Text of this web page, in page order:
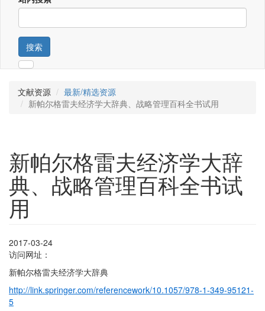
搜索
文献资源
最新/精选资源
新帕尔格雷夫经济学大辞典、战略管理百科全书试用
新帕尔格雷夫经济学大辞
典、战略管理百科全书试
用
2017-03-24
访问网址：
新帕尔格雷夫经济学大辞典
http://link.springer.com/referencework/10.1057/978-1-349-95121-
5